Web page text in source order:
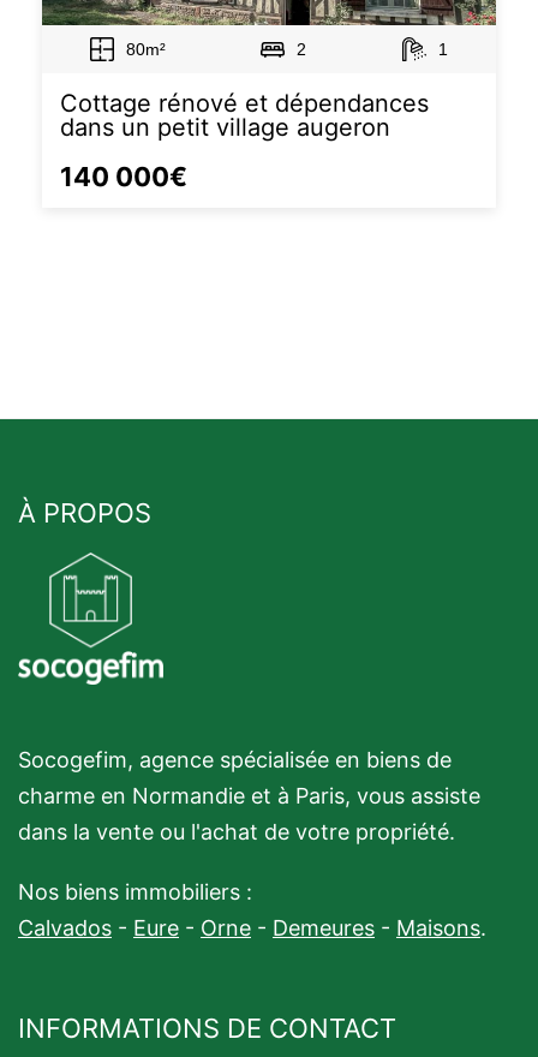
80m² 2 1
Cottage rénové et dépendances
dans un petit village augeron
140 000€
À PROPOS
Socogefim, agence spécialisée en biens de
charme en Normandie et à Paris, vous assiste
dans la vente ou l'achat de votre propriété.
Nos biens immobiliers :
Calvados - Eure - Orne - Demeures - Maisons.
INFORMATIONS DE CONTACT